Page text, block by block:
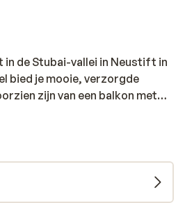
de Stubai-vallei in Neustift in
bied je mooie, verzorgde
zijn van een balkon met
Het centrum en de
naartoe brengt, stopt op 200
uitgebreide spa van Hotel
van: een prachtig
een hot tub, een Turks